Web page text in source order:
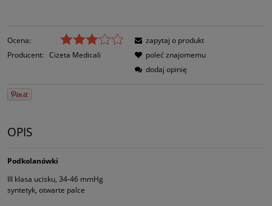
Ocena:
Producent: Cizeta Medicali
zapytaj o produkt
poleć znajomemu
dodaj opinię
OPIS
Podkolanówki
III klasa ucisku, 34-46 mmHg
syntetyk, otwarte palce